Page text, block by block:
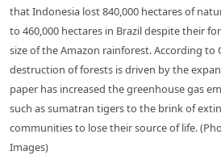
that Indonesia lost 840,000 hectares of
to 460,000 hectares in Brazil despite their
size of the Amazon rainforest. According to
destruction of forests is driven by the
paper has increased the greenhouse gas
such as sumatran tigers to the brink of
communities to lose their source of life.
Images)